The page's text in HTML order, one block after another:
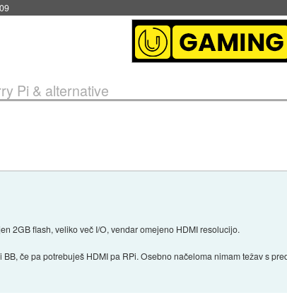
Pi & alternative
2GB flash, veliko več I/O, vendar omejeno HDMI resolucijo.
če pa potrebuješ HDMI pa RPi. Osebno načeloma nimam težav s